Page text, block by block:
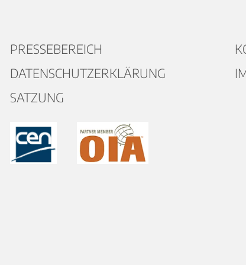
PRESSEBEREICH
DATENSCHUTZERKLÄRUNG
SATZUNG